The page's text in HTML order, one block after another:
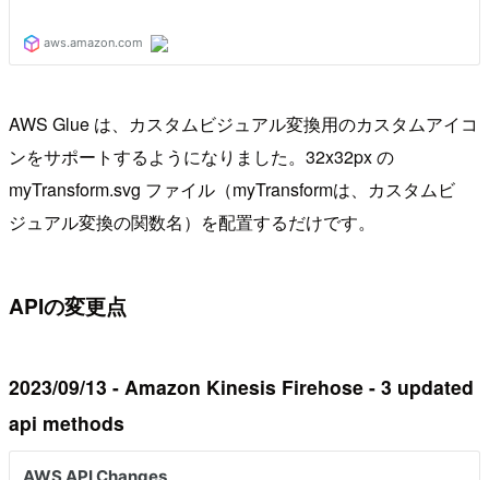
AWS Glue は、カスタムビジュアル変換用のカスタムアイコ
ンをサポートするようになりました。32x32px の
myTransform.svg ファイル（myTransformは、カスタムビ
ジュアル変換の関数名）を配置するだけです。
APIの変更点
2023/09/13 - Amazon Kinesis Firehose - 3 updated
api methods